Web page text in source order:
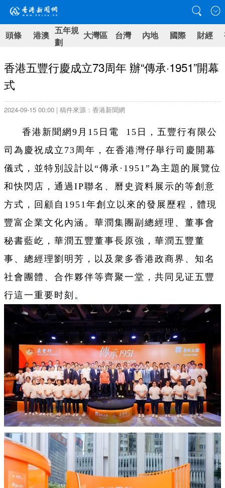
頭條 港澳 五年規
劃
大灣區 台灣 內地 國際 財經
香港五豐行慶成立73周年 辦“傳承·1951”開幕
式
2024-09-15 00:00 | 稿件來源：香港新聞網
香港新聞網9月15日電 15日，五豐行有限公
司為慶祝成立73周年，在香港灣仔舉行司慶開幕
儀式，並特別設計以“傳承·1951”為主題的展覽位
和快閃店，通過IP聯名、曆史資料展示的等創意
方式，回顧自1951年創立以來的發展歷程，體現
豐富企業文化內涵。華潤集團副總經理、董事會
秘書藍屹，華潤五豐董事長原強，華潤五豐董
事、總經理劉明芳，以及衆多香港政商界、知名
社會團體、合作夥伴等齊聚一堂，共同见证五豐
行這一重要时刻。